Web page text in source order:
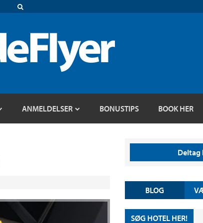
ANMELDELSER BONUSTIPS BOOK HER
Deltag
BLOG
SØG HOTEL HER!